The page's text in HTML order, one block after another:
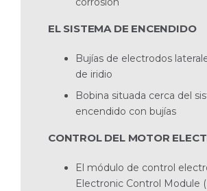
EL SISTEMA DE ENCENDIDO
Bujías de electrodos
de iridio
Bobina situada cerca del
encendido con bujías
CONTROL DEL MOTOR
El módulo de control
Electronic Control Module